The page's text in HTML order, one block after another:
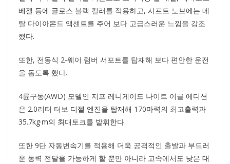
베젤 등에 글로스 블랙 컬러를 적용하고, 시프트 노브에는 메
탈 다이아몬드 액센트를 주어 보다 고급스러운 느낌을 강조
했다.
또한, 전동식 2-웨이 럼버 서포트를 탑재해 보다 편안한 운전
을 돕도록 했다.
4륜구동(AWD) 모델인 지프 레니게이드 나이트 이글 에디션
은 2.0리터 터보 디젤 엔진을 탑재해 170마력의 최고출력과
35.7kg·m의 최대토크를 발휘한다.
또한 9단 자동변속기를 적용해 더욱 공격적인 출발과 부드러
운 동력 전달을 가능하게 할 뿐만 아니라 고속에서도 낮은 대